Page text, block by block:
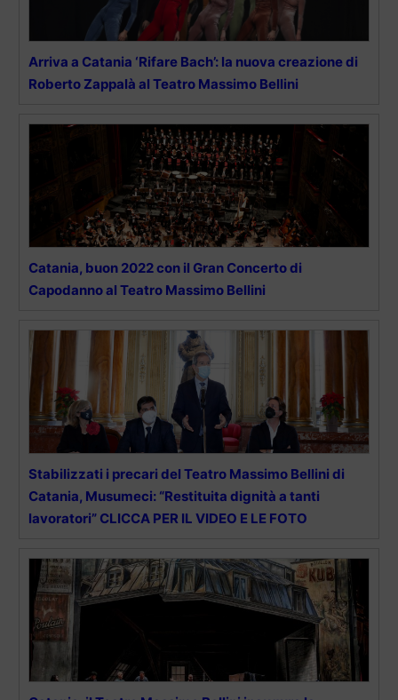
Arriva a Catania ‘Rifare Bach’: la nuova creazione di
Roberto Zappalà al Teatro Massimo Bellini
Catania, buon 2022 con il Gran Concerto di
Capodanno al Teatro Massimo Bellini
Stabilizzati i precari del Teatro Massimo Bellini di
Catania, Musumeci: “Restituita dignità a tanti
lavoratori” CLICCA PER IL VIDEO E LE FOTO